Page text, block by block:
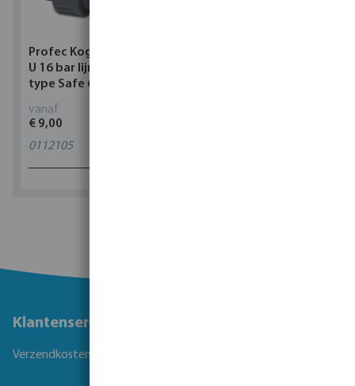
Profec Kogelkraan PVC-
U 16 bar lijmmof grijs
type Safe 600
vanaf
€ 9,00
0112105
Klantenservice
Verzendkosten